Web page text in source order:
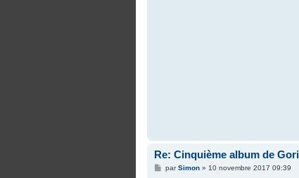
Re: Cinquième album de
MparSimon» 10 novembre 2017 09:39